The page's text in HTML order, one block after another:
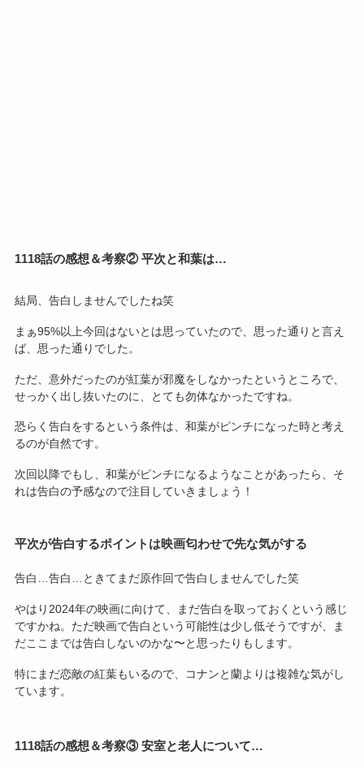
1118話の感想＆考察② 平次と和葉は…
結局、告白しませんでしたね笑
まぁ95%以上今回はないとは思っていたので、思った通りと言え
ば、思った通りでした。
ただ、意外だったのが紅葉が邪魔をしなかったというところで、
せっかく出し抜いたのに、とても勿体なかったですね。
恐らく告白をするという条件は、和葉がピンチになった時と考え
るのが自然です。
次回以降でもし、和葉がピンチになるようなことがあったら、そ
れは告白の予感なので注目していきましょう！
平次が告白するポイントは映画匂わせで先な気がする
告白…告白…ときてまだ原作回で告白しませんでした笑
やはり2024年の映画に向けて、まだ告白を取っておくという感じ
ですかね。ただ映画で告白という可能性は少し低そうですが、ま
だここまでは告白しないのかな〜と思ったりもします。
特にまだ恋敵の紅葉もいるので、コナンと蘭よりは複雑な気がし
ています。
1118話の感想＆考察③ 安室と老人について…